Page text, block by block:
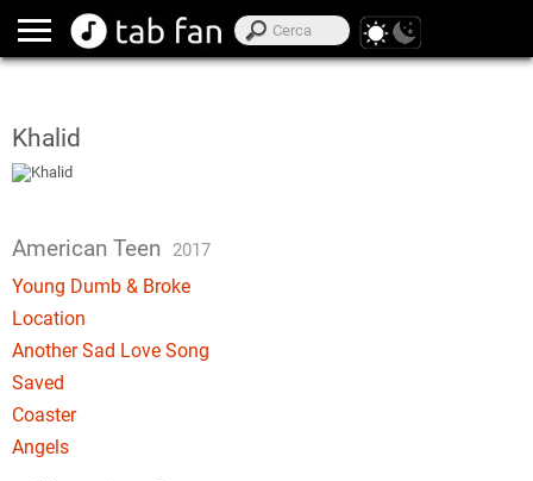
Khalid
American Teen 2017
Young Dumb & Broke
Location
Another Sad Love Song
Saved
Coaster
Angels